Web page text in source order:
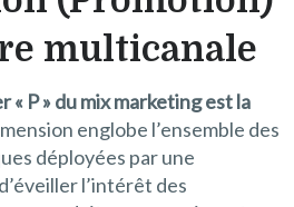
multicanale
P » du mix marketing est la
englobe l’ensemble des
déployées par une
l’intérêt des